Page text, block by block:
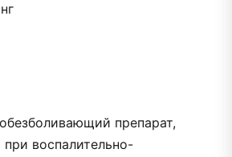
препарат,
воспалительно-